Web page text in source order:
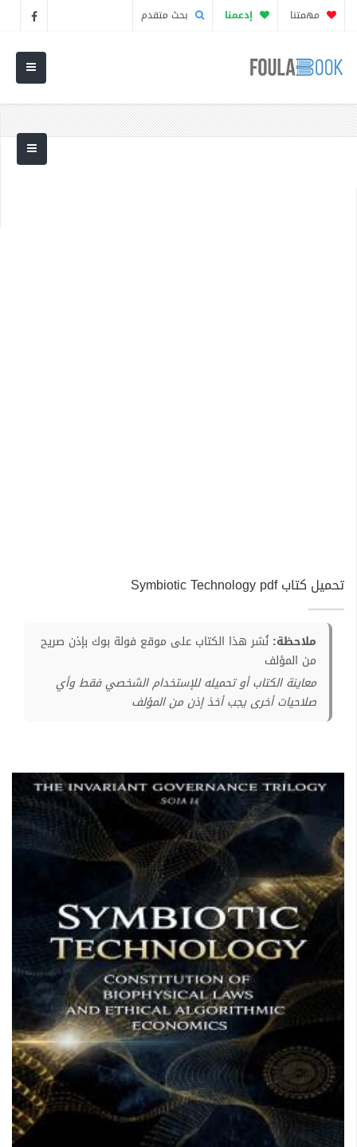
مهمتنا إدعمنا بحث متقدم
تحميل كتاب Symbiotic Technology pdf
ملاحظة: نُشر هذا الكتاب على موقع فولة بوك بإذن صريح
من المؤلف
معاينة الكتاب أو تحميله للإستخدام الشخصي فقط وأي
صلاحيات أخرى يجب أخذ إذن من المؤلف